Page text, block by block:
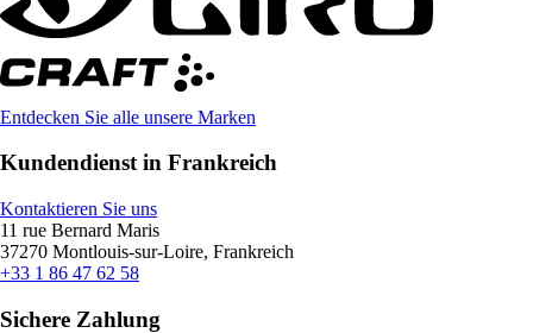
Entdecken Sie alle unsere Marken
Kundendienst in Frankreich
Kontaktieren Sie uns
11 rue Bernard Maris
37270 Montlouis-sur-Loire, Frankreich
+33 1 86 47 62 58
Sichere Zahlung